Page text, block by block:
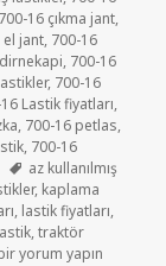
700-16 çıkma jant,
el jant, 700-16
, 700-16
, 700-16
Lastik fiyatları,
, 700-16 petlas,
, 700-16
Etiketler
az kullanılmış
, kaplama
, lastik fiyatları,
,traktör
16 RÖMORK
yorum yapın